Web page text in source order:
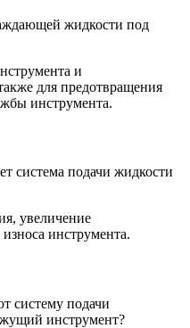
жидкости под
и
для предотвращения
инструмента.
система подачи жидкости
увеличение
инструмента.
систему подачи
инструмент?